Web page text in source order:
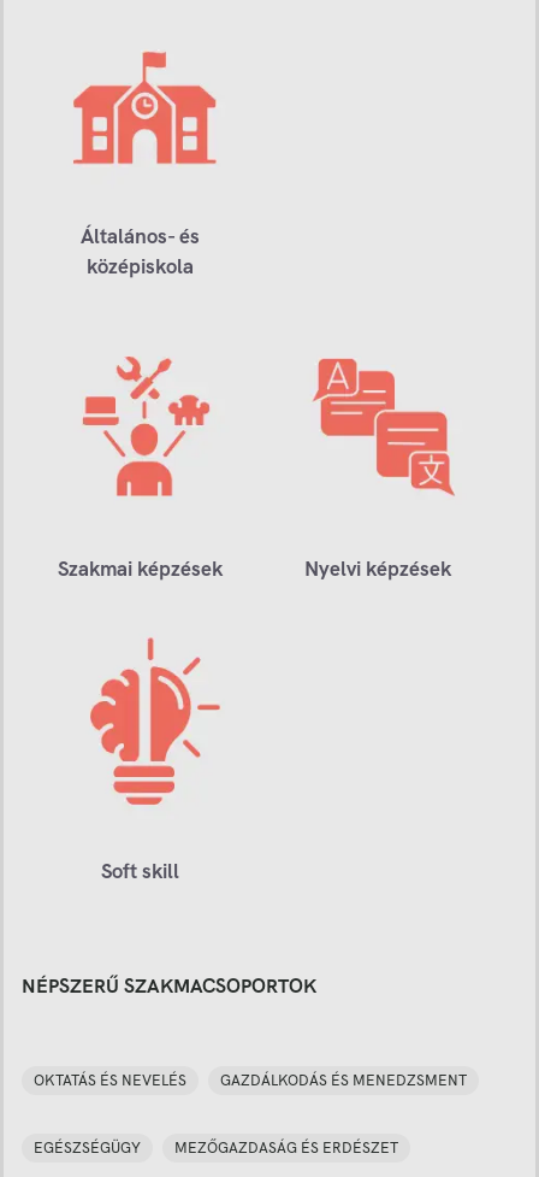
Általános- és
középiskola
Szakmai képzések Nyelvi képzések
Soft skill
NÉPSZERŰ SZAKMACSOPORTOK
OKTATÁS ÉS NEVELÉS GAZDÁLKODÁS ÉS MENEDZSMENT
EGÉSZSÉGÜGY MEZŐGAZDASÁG ÉS ERDÉSZET